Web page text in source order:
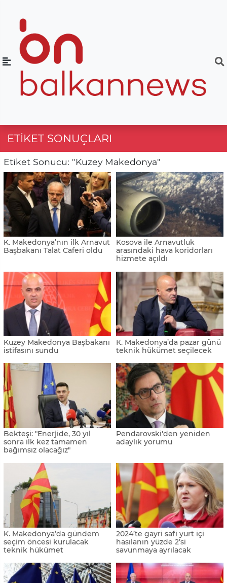
ETIKET SONUÇLARI
Etiket Sonucu: "Kuzey Makedonya"
K. Makedonya’nın ilk Arnavut
Başbakanı Talat Caferi oldu
Kosova ile Arnavutluk
arasındaki hava koridorları
hizmete açıldı
Kuzey Makedonya Başbakanı
istifasını sundu
К. Makedonya’da pazar günü
teknik hükümet seçilecek
Bekteşi: "Enerjide, 30 yıl
sonra ilk kez tamamen
bağımsız olacağız"
Pendarovski'den yeniden
adaylık yorumu
K. Makedonya’da gündem
seçim öncesi kurulacak
teknik hükümet
2024’te gayri safi yurt içi
hasılanın yüzde 2’si
savunmaya ayrılacak